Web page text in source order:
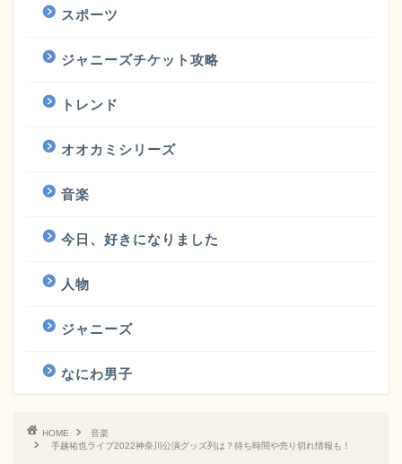
スポーツ
ジャニーズチケット攻略
トレンド
オオカミシリーズ
音楽
今日、好きになりました
人物
ジャニーズ
なにわ男子
HOME
音楽
手越祐也ライブ2022神奈川公演グッズ列は？待ち時間や売り切れ情報も！